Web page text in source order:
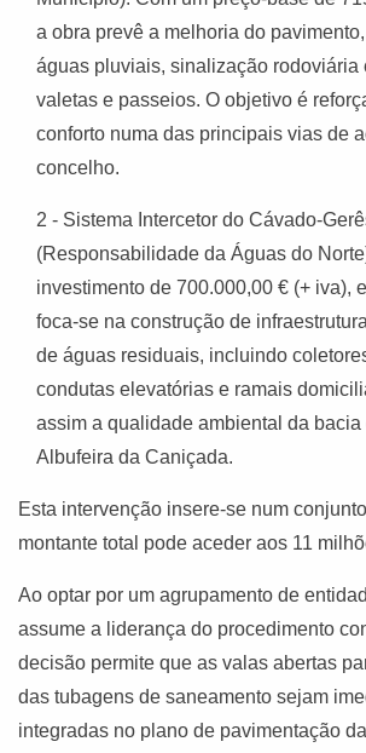
a obra prevê a melhoria do
águas pluviais, sinalização rodoviária
valetas e passeios. O objetivo é
conforto numa das principais vias de
concelho.
2 - Sistema Intercetor do Cávado-
(Responsabilidade da Águas do
investimento de 700.000,00 € (+ iva),
foca-se na construção de
de águas residuais, incluindo
condutas elevatórias e ramais
assim a qualidade ambiental da bacia
Albufeira da Caniçada.
Esta intervenção insere-se num
montante total pode aceder aos 11
Ao optar por um agrupamento de
assume a liderança do procedimento
decisão permite que as valas abertas
das tubagens de saneamento sejam
integradas no plano de pavimentação